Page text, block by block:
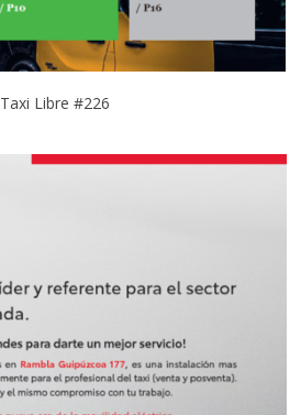
Taxi Libre #226